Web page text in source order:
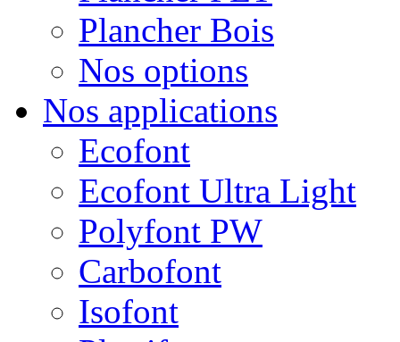
Plancher Bois
Nos options
Nos applications
Ecofont
Ecofont Ultra Light
Polyfont PW
Carbofont
Isofont